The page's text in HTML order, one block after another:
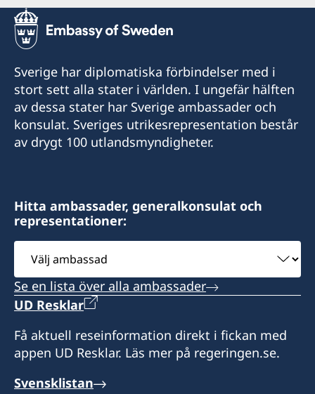
Sverige har diplomatiska förbindelser med i
stort sett alla stater i världen. I ungefär hälften
av dessa stater har Sverige ambassader och
konsulat. Sveriges utrikesrepresentation består
av drygt 100 utlandsmyndigheter.
Hitta ambassader, generalkonsulat och
representationer:
ambassad
Se en lista över alla ambassader
UD Resklar
Få aktuell reseinformation direkt i fickan med
appen UD Resklar. Läs mer på regeringen.se.
Svensklistan